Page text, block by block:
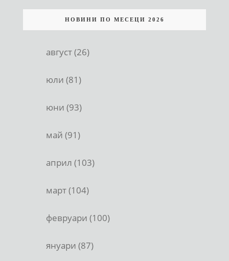
НОВИНИ ПО МЕСЕЦИ 2026
август (26)
юли (81)
юни (93)
май (91)
април (103)
март (104)
февруари (100)
януари (87)